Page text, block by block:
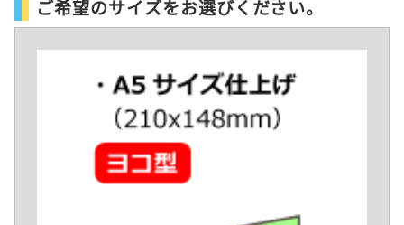
ご希望のサイズをお選びください。